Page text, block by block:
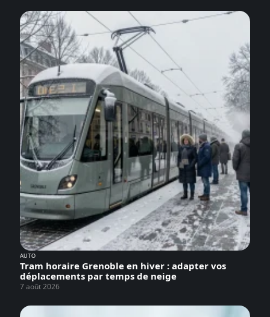
AUTO
Tram horaire Grenoble en hiver : adapter vos
déplacements par temps de neige
7 août 2026